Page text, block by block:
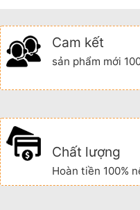
Cam kết
sản phẩm mới
Chất lượng
Hoàn tiền 100%